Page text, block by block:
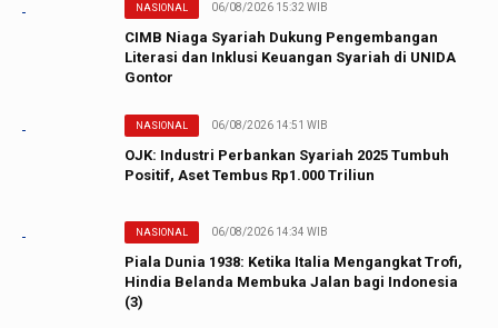
NASIONAL 06/08/2026 15:32 WIB
CIMB Niaga Syariah Dukung Pengembangan
Literasi dan Inklusi Keuangan Syariah di UNIDA
Gontor
NASIONAL 06/08/2026 14:51 WIB
OJK: Industri Perbankan Syariah 2025 Tumbuh
Positif, Aset Tembus Rp1.000 Triliun
NASIONAL 06/08/2026 14:34 WIB
Piala Dunia 1938: Ketika Italia Mengangkat Trofi,
Hindia Belanda Membuka Jalan bagi Indonesia
(3)